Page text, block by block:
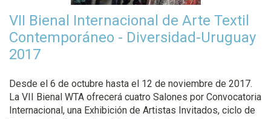
VII Bienal Internacional de Arte Textil
Contemporáneo - Diversidad-Uruguay
2017
Desde el 6 de octubre hasta el 12 de noviembre de 2017.
La VII Bienal WTA ofrecerá cuatro Salones por Convocatoria
Internacional, una Exhibición de Artistas Invitados, ciclo de